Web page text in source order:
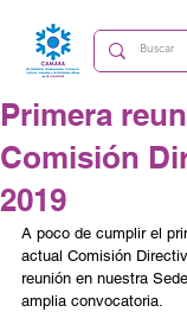
Primera
Comisión
2019
A poco de cumplir el
actual Comisión
reunión en nuestra
amplia convocatoria.